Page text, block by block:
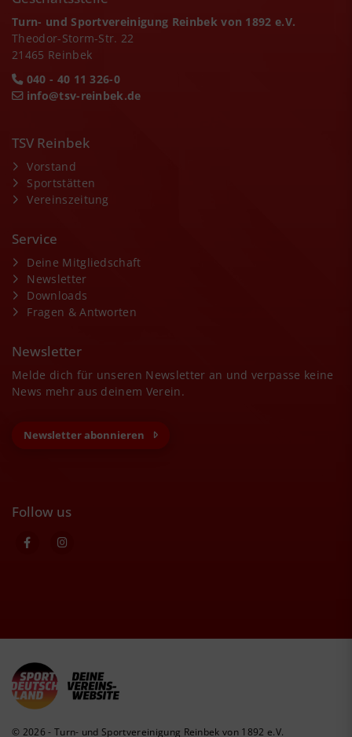
Turn- und Sportvereinigung Reinbek von 1892 e.V.
Theodor-Storm-Str. 22
21465 Reinbek
040 - 40 11 326-0
info@tsv-reinbek.de
TSV Reinbek
Vorstand
Sportstätten
Vereinszeitung
Service
Deine Mitgliedschaft
Newsletter
Downloads
Fragen & Antworten
Newsletter
Melde dich für unseren Newsletter an und verpasse keine
News mehr aus deinem Verein.
Newsletter abonnieren
Follow us
© 2026 - Turn- und Sportvereinigung Reinbek von 1892 e.V.